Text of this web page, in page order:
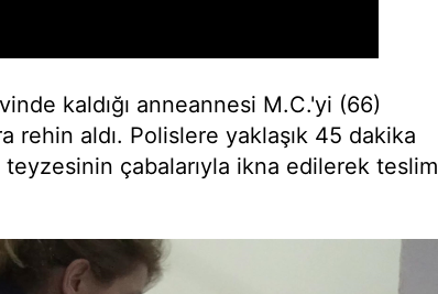
kaldığı anneannesi M.C.'yi (66)
rehin aldı. Polislere yaklaşık 45 dakika
çabalarıyla ikna edilerek teslim